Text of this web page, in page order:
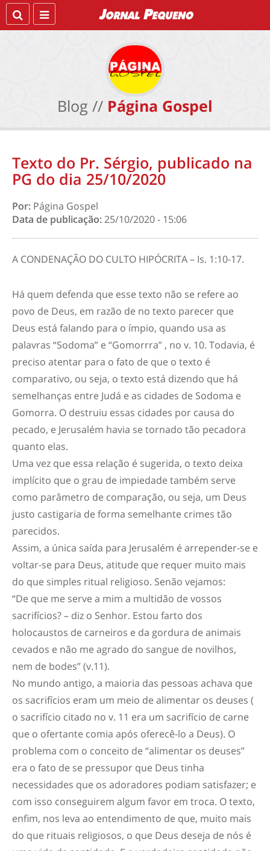
Blog // Página Gospel
Texto do Pr. Sérgio, publicado na
PG do dia 25/10/2020
Por: Página Gospel
Data de publicação:25/10/2020 - 15:06
A CONDENAÇÃO DO CULTO HIPÓCRITA – Is. 1:10-17.
Há quem defenda que esse texto não se refere ao
povo de Deus, em razão de no texto parecer que
Deus está falando para o ímpio, quando usa as
palavras “Sodoma” e “Gomorrra” , no v. 10. Todavia, é
preciso atentar para o fato de que o texto é
comparativo, ou seja, o texto está dizendo que há
semelhanças entre Judá e as cidades de Sodoma e
Gomorra. O destruiu essas cidades por causa do
pecado, e Jerusalém havia se tornado tão pecadora
quanto elas.
Uma vez que essa relação é sugerida, o texto deixa
implícito que o grau de impiedade também serve
como parâmetro de comparação, ou seja, um Deus
justo castigaria de forma semelhante crimes tão
parecidos.
Assim, a única saída para Jerusalém é arrepender-se e
voltar-se para Deus, atitude que requer muito mais
do que simples ritual religioso. Senão vejamos:
“De que me serve a mim a multidão de vossos
sacrifícios? – diz o Senhor. Estou farto dos
holocaustos de carneiros e da gordura de animais
cevados e não me agrado do sangue de novilhos,
nem de bodes” (v.11).
No mundo antigo, a maioria das pessoas achava que
os sacrifícios eram um meio de alimentar os deuses (
o sacrifício citado no v. 11 era um sacrifício de carne
que o ofertante comia após oferecê-lo a Deus). O
problema com o conceito de “alimentar os deuses”
era o fato de se pressupor que Deus tinha
necessidades que os adoradores podiam satisfazer; e
com isso conseguirem algum favor em troca. O texto,
enfim, nos leva ao entendimento de que, muito mais
do que rituais religiosos, o que Deus deseja de nós é